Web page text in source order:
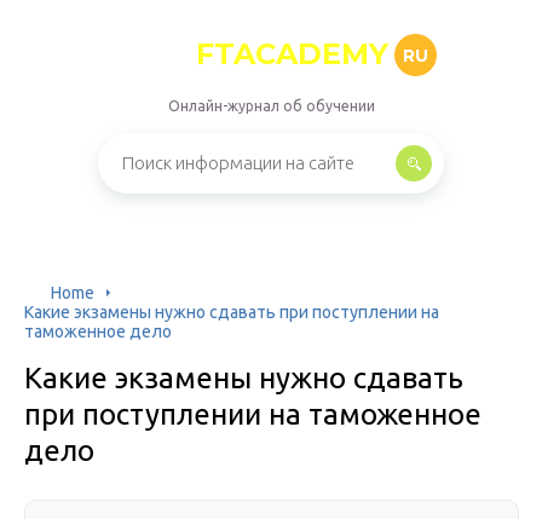
FTACADEMY RU
Онлайн-журнал об обучении
Home
Какие экзамены нужно сдавать при поступлении на
таможенное дело
Какие экзамены нужно сдавать
при поступлении на таможенное
дело